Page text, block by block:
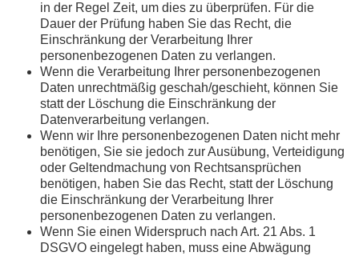
in der Regel Zeit, um dies zu überprüfen. Für die
Dauer der Prüfung haben Sie das Recht, die
Einschränkung der Verarbeitung Ihrer
personenbezogenen Daten zu verlangen.
Wenn die Verarbeitung Ihrer personenbezogenen
Daten unrechtmäßig geschah/geschieht, können Sie
statt der Löschung die Einschränkung der
Datenverarbeitung verlangen.
Wenn wir Ihre personenbezogenen Daten nicht mehr
benötigen, Sie sie jedoch zur Ausübung, Verteidigung
oder Geltendmachung von Rechtsansprüchen
benötigen, haben Sie das Recht, statt der Löschung
die Einschränkung der Verarbeitung Ihrer
personenbezogenen Daten zu verlangen.
Wenn Sie einen Widerspruch nach Art. 21 Abs. 1
DSGVO eingelegt haben, muss eine Abwägung